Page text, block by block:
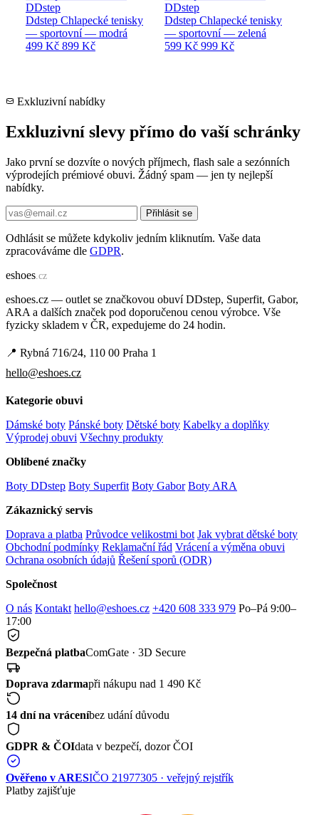
DDstep
Ddstep Chlapecké tenisky
— sportovní — modrá
499 Kč 899 Kč
DDstep
Ddstep Chlapecké tenisky
— sportovní — zelená
599 Kč 999 Kč
Exkluzivní nabídky
Exkluzivní slevy přímo do vaší schránky
Jako první se dozvíte o nových příjmech, flash sale a sezónních
výprodejích prémiové obuvi. Žádný spam — jen ty nejlepší
nabídky.
Přihlásit se
Odhlásit se můžete kdykoliv jedním kliknutím. Vaše data
zpracováváme dle GDPR.
eshoes .cz
eshoes.cz — outlet se značkovou obuví DDstep, Superfit, Gabor,
ARA a dalších značek pod doporučenou cenou výrobce. Vše
fyzicky skladem v ČR, expedujeme do 24 hodin.
📍 Rybná 716/24, 110 00 Praha 1
hello@eshoes.cz
Kategorie obuvi
Dámské boty Pánské boty Dětské boty Kabelky a doplňky
Výprodej obuvi Všechny produkty
Oblíbené značky
Boty DDstep Boty Superfit Boty Gabor Boty ARA
Zákaznický servis
Doprava a platba Průvodce velikostmi bot Jak vybrat dětské boty
Obchodní podmínky Reklamační řád Vrácení a výměna obuvi
Ochrana osobních údajů Řešení sporů (ODR)
Společnost
O nás Kontakt hello@eshoes.cz +420 608 333 979 Po–Pá 9:00–
17:00
Bezpečná platbaComGate · 3D Secure
Doprava zdarmapři nákupu nad 1 490 Kč
14 dní na vráceníbez udání důvodu
GDPR & ČOIdata v bezpečí, dozor ČOI
Ověřeno v ARESIČO 21977305 · veřejný rejstřík
Platby zajišťuje